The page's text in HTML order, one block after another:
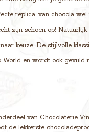
replica, van chocola wel
zijn schoen op! Natuurlijk
keuze. De stijlvolle
en wordt ook gevuld
van Chocolaterie
de lekkerste